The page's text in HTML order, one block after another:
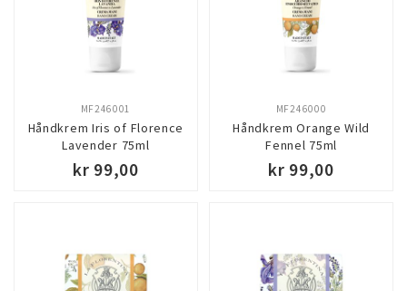
Håndkrem Iris of Florence
Lavender 75ml
MF246001
kr 99,00
Håndkrem Orange Wild
Fennel 75ml
MF246000
kr 99,00